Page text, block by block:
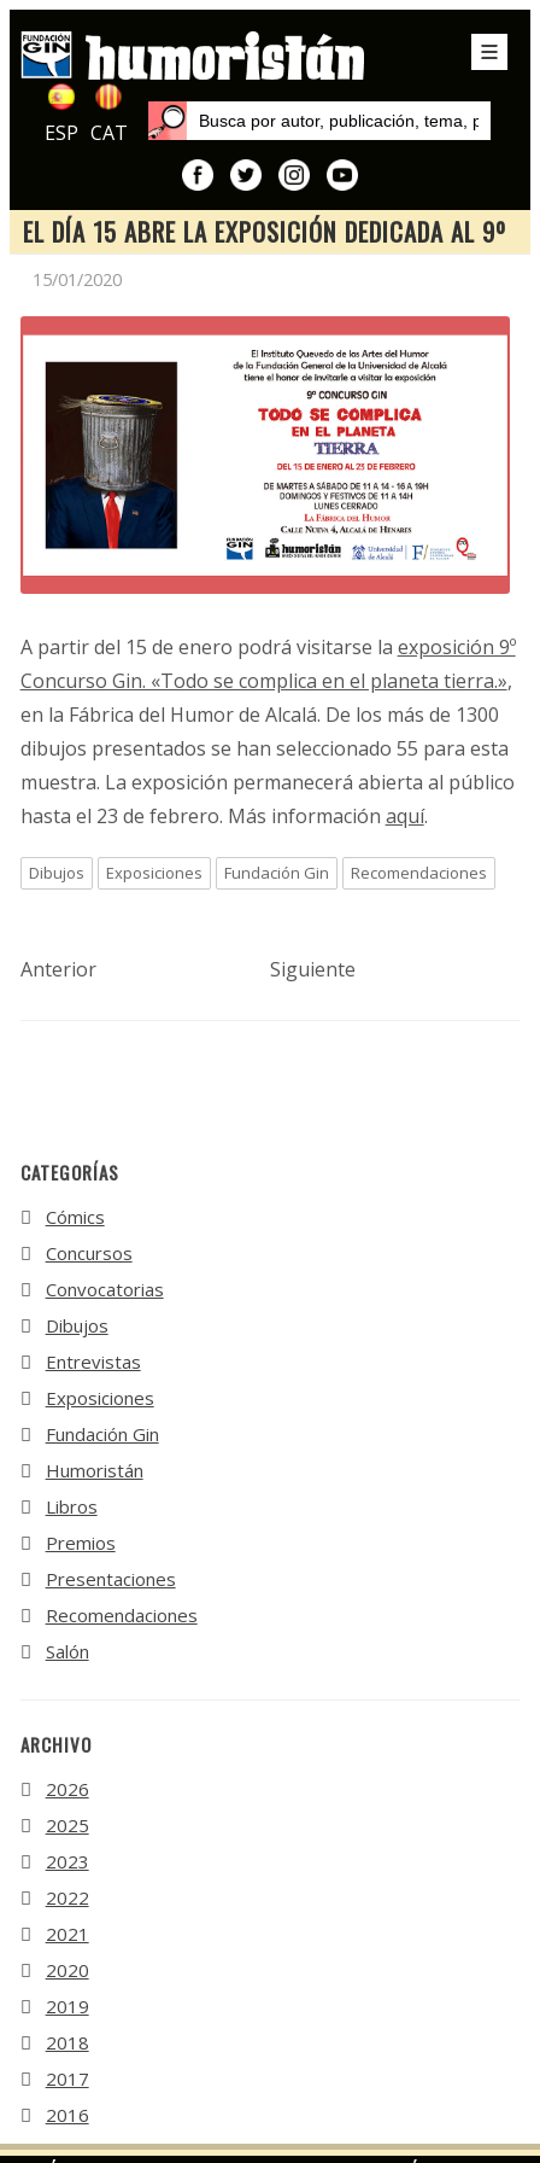
ESP CAT
EL DÍA 15 ABRE LA EXPOSICIÓN DEDICADA AL 9º
15/01/2020
A partir del 15 de enero podrá visitarse la exposición 9º
Concurso Gin. «Todo se complica en el planeta tierra.»,
en la Fábrica del Humor de Alcalá. De los más de 1300
dibujos presentados se han seleccionado 55 para esta
muestra. La exposición permanecerá abierta al público
hasta el 23 de febrero. Más información aquí.
Dibujos Exposiciones Fundación Gin Recomendaciones
Anterior Siguiente
CATEGORÍAS
Cómics
Concursos
Convocatorias
Dibujos
Entrevistas
Exposiciones
Fundación Gin
Humoristán
Libros
Premios
Presentaciones
Recomendaciones
Salón
ARCHIVO
2026
2025
2023
2022
2021
2020
2019
2018
2017
2016
2015